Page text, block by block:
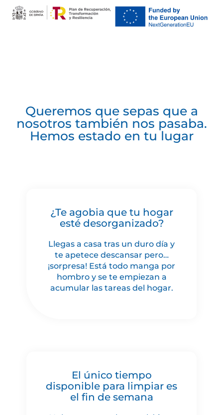
Queremos que sepas que a
nosotros también nos pasaba.
Hemos estado en tu lugar
¿Te agobia que tu hogar
esté desorganizado?
Llegas a casa tras un duro día y
te apetece descansar pero…
¡sorpresa! Está todo manga por
hombro y se te empiezan a
acumular las tareas del hogar.
El único tiempo
disponible para limpiar es
el fin de semana